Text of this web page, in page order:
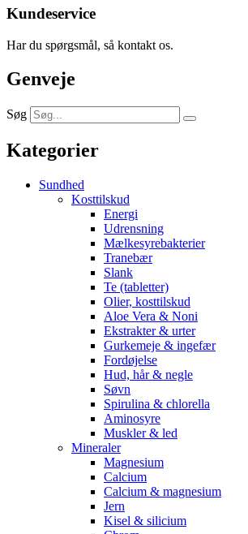
Kundeservice
Har du spørgsmål, så kontakt os.
Genveje
Søg
Kategorier
Sundhed
Kosttilskud
Energi
Udrensning
Mælkesyrebakterier
Tranebær
Slank
Te (tabletter)
Olier, kosttilskud
Aloe Vera & Noni
Ekstrakter & urter
Gurkemeje & ingefær
Fordøjelse
Hud, hår & negle
Søvn
Spirulina & chlorella
Aminosyre
Muskler & led
Mineraler
Magnesium
Calcium
Calcium & magnesium
Jern
Kisel & silicium